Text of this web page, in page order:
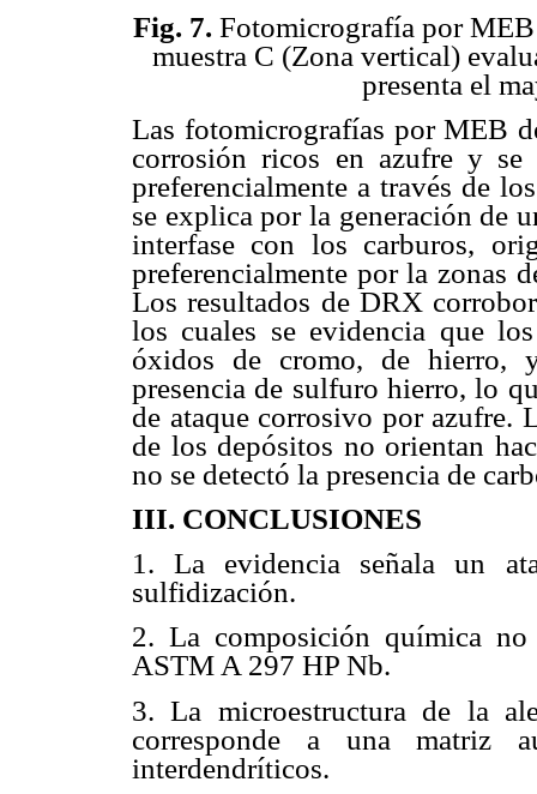
Fig. 7. Fotomicrografía por
muestra C (Zona vertical)
presenta el
Las fotomicrografías por MEB
corrosión ricos en azufre y se
preferencialmente a través de
se explica por la generación de
interfase con los carburos,
preferencialmente por la zonas
Los resultados de DRX
los cuales se evidencia que
óxidos de cromo, de hierro,
presencia de sulfuro hierro, lo
de ataque corrosivo por azufre.
de los depósitos no orientan
no se detectó la presencia de
III. CONCLUSIONES
1. La evidencia señala un
sulfidización.
2. La composición química
ASTM A 297 HP Nb.
3. La microestructura de la
corresponde a una matriz
interdendríticos.